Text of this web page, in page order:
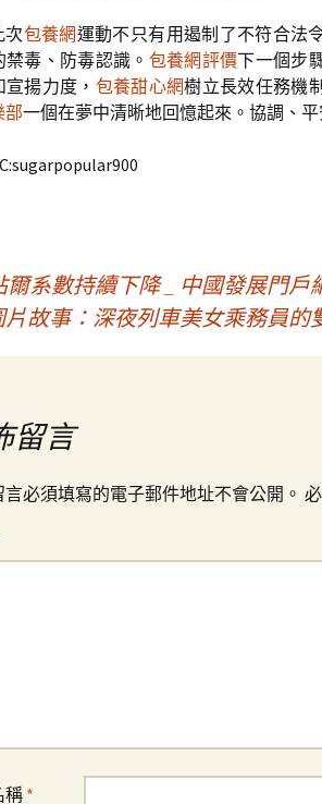
次包養網運動不只有用遏制了不符合法
禁毒、防毒認識。 包養網評價下一個步
揚力度， 包養甜心網樹立長效任務機
部一個在夢中清晰地回憶起來。協調、
系數持續下降 _ 中國發展門戶
片故事：深夜列車美女乘務員
留言
言必須填寫的電子郵件地址不會公開。
稱 *